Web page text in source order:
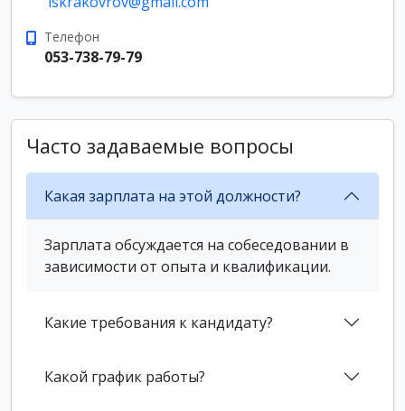
Телефон
053-738-79-79
Часто задаваемые вопросы
Какая зарплата на этой должности?
Зарплата обсуждается на собеседовании в
зависимости от опыта и квалификации.
Какие требования к кандидату?
Какой график работы?